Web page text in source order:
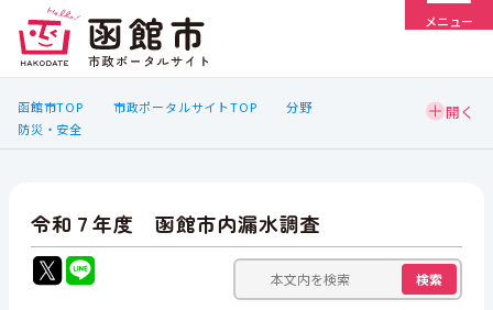
メニュー
函館市TOP 市政ポータルサイトTOP
分野
防災・安全
令和７年度 函館市内漏水調査
検索